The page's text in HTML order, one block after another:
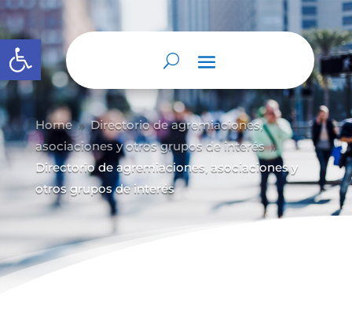
Abrir barra de herramientas
Home 9 Directorio de agremiaciones,
asociaciones y otros grupos de interés 9
Directorio de agremiaciones, asociaciones y
otros grupos de interés